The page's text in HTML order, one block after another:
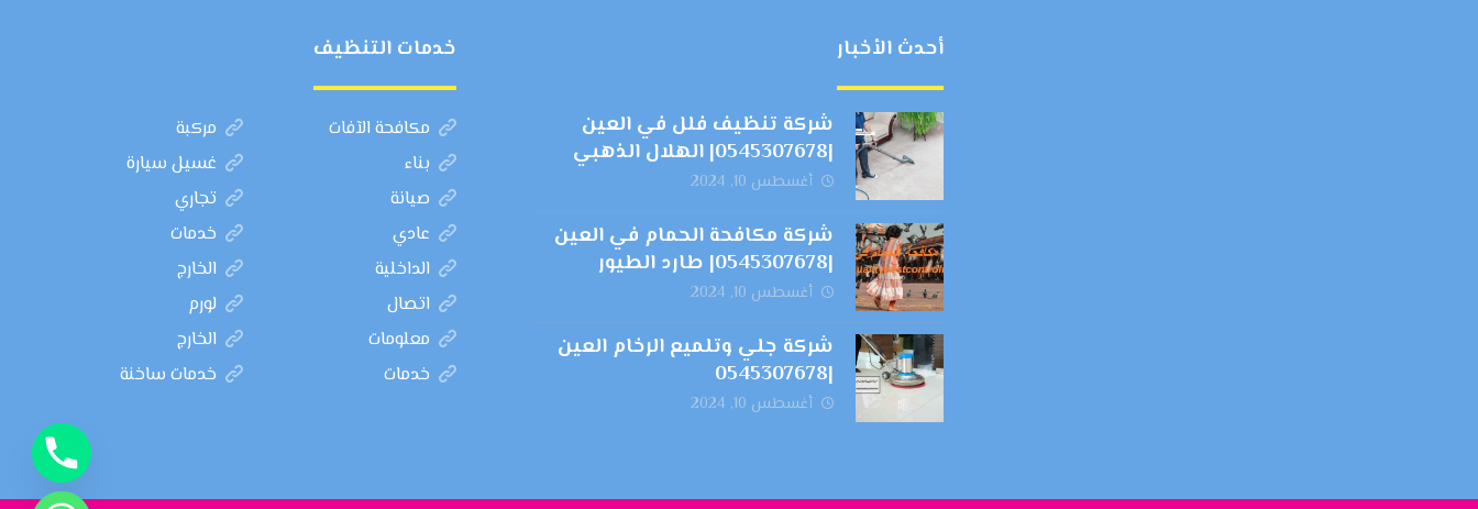
أحدث الأخبار
شركة تنظيف فلل في العين
|0545307678| الهلال الذهبي
أغسطس 10, 2024
شركة مكافحة الحمام في العين
|0545307678| طارد الطيور
أغسطس 10, 2024
شركة جلي وتلميع الرخام العين
|0545307678
أغسطس 10, 2024
خدمات التنظيف
مكافحة الآفات
مركبة
بناء
غسيل سيارة
صيانة
تجاري
عادي
خدمات
الداخلية
الخارج
اتصال
لورم
معلومات
الخارج
خدمات
خدمات ساخنة